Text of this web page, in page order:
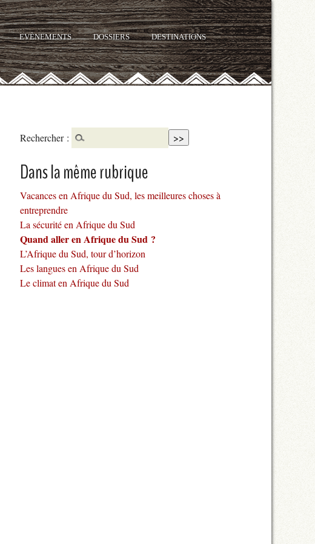
DESTINATIONS
DOSSIERS
EVÈNEMENTS
Rechercher :
Dans la même rubrique
Vacances en Afrique du Sud, les meilleures choses à
entreprendre
La sécurité en Afrique du Sud
Quand aller en Afrique du Sud ?
L’Afrique du Sud, tour d’horizon
Les langues en Afrique du Sud
Le climat en Afrique du Sud